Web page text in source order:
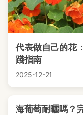
代表做自己的花
踐指南
2025-12-21
海葡萄耐曬嗎？